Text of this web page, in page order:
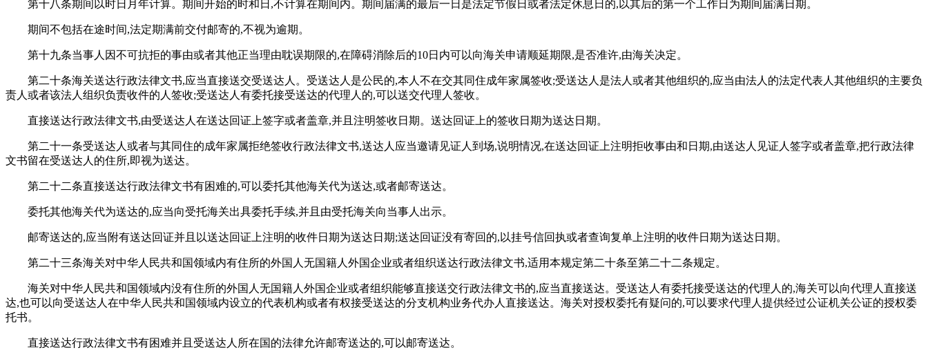
第十八条期间以时日月年计算。期间开始的时和日,不计算在期间内。期间届满的最后一日是法定节假日或者法定休息日的,以其后的第一个工作日为期间届满日期。
期间不包括在途时间,法定期满前交付邮寄的,不视为逾期。
第十九条当事人因不可抗拒的事由或者其他正当理由耽误期限的,在障碍消除后的10日内可以向海关申请顺延期限,是否准许,由海关决定。
第二十条海关送达行政法律文书,应当直接送交受送达人。受送达人是公民的,本人不在交其同住成年家属签收;受送达人是法人或者其他组织的,应当由法人的法定代表人其他组织的主要负
责人或者该法人组织负责收件的人签收;受送达人有委托接受送达的代理人的,可以送交代理人签收。
直接送达行政法律文书,由受送达人在送达回证上签字或者盖章,并且注明签收日期。送达回证上的签收日期为送达日期。
第二十一条受送达人或者与其同住的成年家属拒绝签收行政法律文书,送达人应当邀请见证人到场,说明情况,在送达回证上注明拒收事由和日期,由送达人见证人签字或者盖章,把行政法律
文书留在受送达人的住所,即视为送达。
第二十二条直接送达行政法律文书有困难的,可以委托其他海关代为送达,或者邮寄送达。
委托其他海关代为送达的,应当向受托海关出具委托手续,并且由受托海关向当事人出示。
邮寄送达的,应当附有送达回证并且以送达回证上注明的收件日期为送达日期;送达回证没有寄回的,以挂号信回执或者查询复单上注明的收件日期为送达日期。
第二十三条海关对中华人民共和国领域内有住所的外国人无国籍人外国企业或者组织送达行政法律文书,适用本规定第二十条至第二十二条规定。
海关对中华人民共和国领域内没有住所的外国人无国籍人外国企业或者组织能够直接送交行政法律文书的,应当直接送达。受送达人有委托接受送达的代理人的,海关可以向代理人直接送
达,也可以向受送达人在中华人民共和国领域内设立的代表机构或者有权接受送达的分支机构业务代办人直接送达。海关对授权委托有疑问的,可以要求代理人提供经过公证机关公证的授权委
托书。
直接送达行政法律文书有困难并且受送达人所在国的法律允许邮寄送达的,可以邮寄送达。